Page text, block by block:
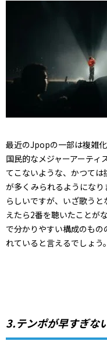
最近のJpopの一部は複雑化
国民的なメジャーアーティ
てこないような、かつて
が多くみられるようにな
らしいですが、いざ歌う
えたら2番を聴いたことが
で分かりやすい構成のも
れていると言えるでしょう。
3.テンポが早すぎな